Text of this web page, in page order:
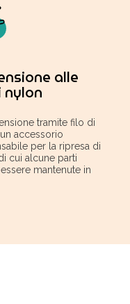
alle
tramite filo di
accessorio
per la ripresa di
cui alcune parti
mantenute in